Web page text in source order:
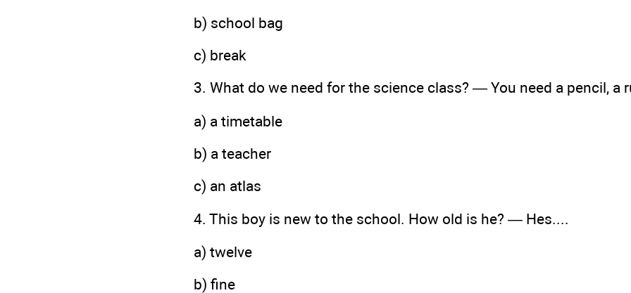
b) school bag
c) break
3. What do we need for the science class? — You need a pencil, a
a) a timetable
b) a teacher
c) an atlas
4. This boy is new to the school. How old is he? — Hes....
a) twelve
b) fine